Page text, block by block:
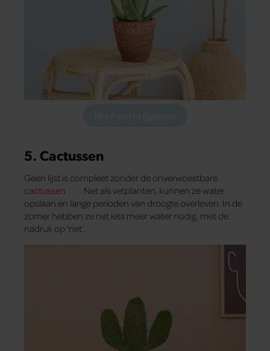
5. Cactussen
Geen lijst is compleet zonder de onverwoestbare
cactussen
. Net als vetplanten, kunnen ze water
opslaan en lange perioden van droogte overleven. In de
zomer hebben ze net iets meer water nodig, met de
nadruk op ‘net’.